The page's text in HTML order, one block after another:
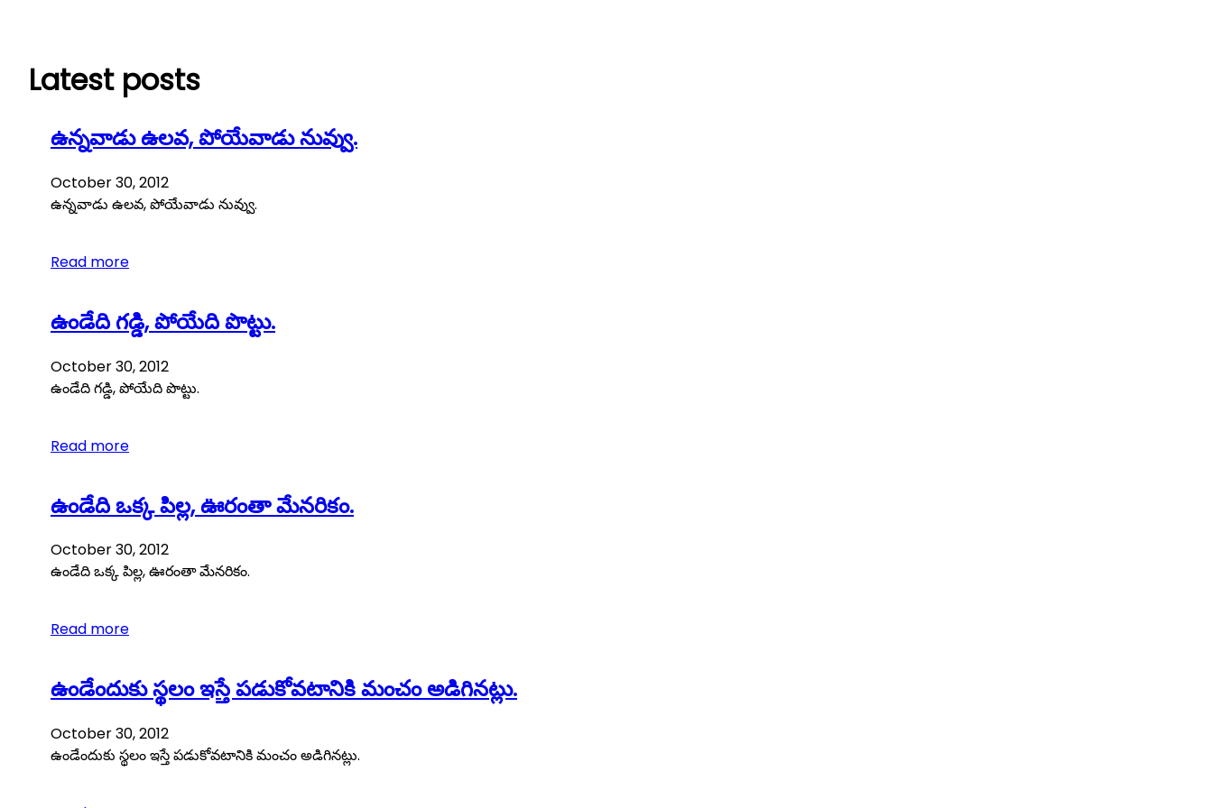
Latest posts
ఉన్నవాడు ఉలవ, పోయేవాడు నువ్వు.
October 30, 2012
ఉన్నవాడు ఉలవ, పోయేవాడు నువ్వు.
Read more
ఉండేది గడ్డి, పోయేది పొట్టు.
October 30, 2012
ఉండేది గడ్డి, పోయేది పొట్టు.
Read more
ఉండేది ఒక్క పిల్ల, ఊరంతా మేనరికం.
October 30, 2012
ఉండేది ఒక్క పిల్ల, ఊరంతా మేనరికం.
Read more
ఉండేందుకు స్థలం ఇస్తే పడుకోవటానికి మంచం అడిగినట్లు.
October 30, 2012
ఉండేందుకు స్థలం ఇస్తే పడుకోవటానికి మంచం అడిగినట్లు.